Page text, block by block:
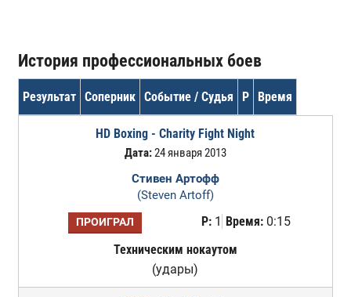
История профессиональных боев
Результат Соперник Событие / Судья Р Время
HD Boxing - Charity Fight Night
Дата:24 января 2013
Стивен Артофф
(Steven Artoff)
ПРОИГРАЛ Р:1 Время:0:15
Техническим нокаутом
(удары)